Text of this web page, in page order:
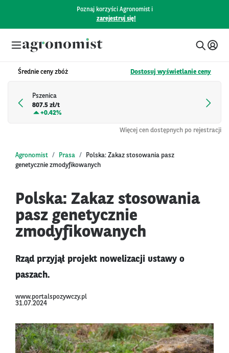
Poznaj korzyści Agronomist i
zarejestruj się!
Średnie ceny zbóż Dostosuj wyświetlanie ceny
Pszenica
807.5 zł/t
+0.42%
Więcej cen dostępnych po rejestracji
Agronomist Prasa
Polska: Zakaz stosowania pasz
genetycznie zmodyfikowanych
Polska: Zakaz stosowania
pasz genetycznie
zmodyfikowanych
Rząd przyjął projekt nowelizacji ustawy o
paszach.
www.portalspozywczy.pl
31.07.2024